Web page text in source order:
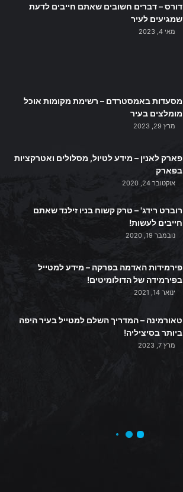
דורס – דברים חשובים שאתם חייבים לדעת
שמגיעים לעיר
מאי 4, 2023
מסעדות באמסטרדם – רשימת מקומות אוכל
מומלצים בעיר
מרץ 29, 2023
פארק לאנין – מידע לטיול, מסלולים ואטרקציות
בפארק
אוקטובר 24, 2020
רוברט רידג' – טרק קשוח בניו זילנד שאתם
חייבים לעשות!
נובמבר 19, 2020
פירמידות האדמה בפרקה – מידע למטייל
בפירמידה של הדולומיטים!
ינואר 14, 2021
טאורמינה – המדריך השלם למטייל בעיר היפה
ביותר בסיציליה!
מרץ 7, 2023